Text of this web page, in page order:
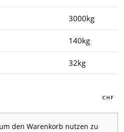
3000kg
140kg
32kg
den Warenkorb nutzen zu